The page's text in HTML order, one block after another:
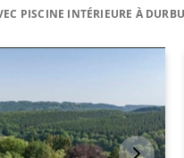
PISCINE INTÉRIEURE À